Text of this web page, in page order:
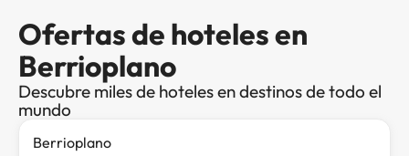
Ofertas de hoteles en
Berrioplano
Descubre miles de hoteles en destinos de todo el
mundo